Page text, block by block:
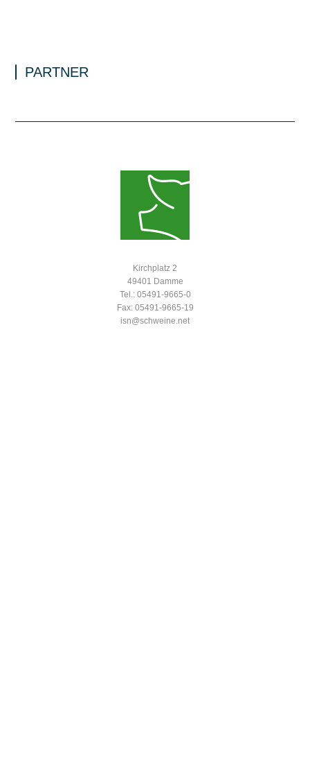
PARTNER
Kirchplatz 2
49401 Damme
Tel.: 05491-9665-0
Fax: 05491-9665-19
isn@schweine.net